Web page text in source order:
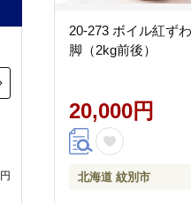
円
20-273 ボイル紅ず
脚（2kg前後）
20,000円
北海道 紋別市